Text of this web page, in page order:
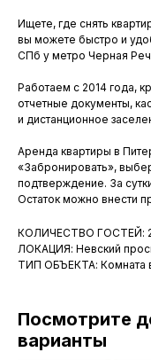
Ищете, где снять
вы можете быстро и
СПб у метро Черная
Работаем с 2014 года,
отчетные документы,
и дистанционное
Аренда квартиры в
«Забронировать»,
подтверждение. За
Остаток можно внести
КОЛИЧЕСТВО ГОСТЕЙ:
ЛОКАЦИЯ: Невский
ТИП ОБЪЕКТА: Комната
Посмотрите
варианты